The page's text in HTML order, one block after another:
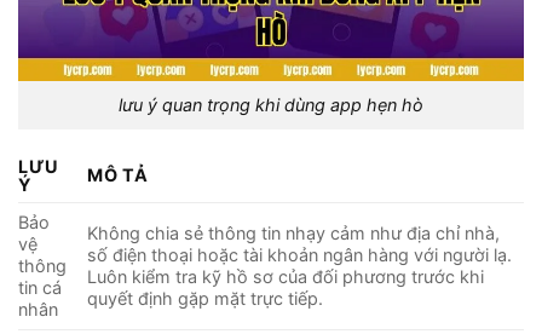
lưu ý quan trọng khi dùng app hẹn hò
LƯU
Ý
MÔ TẢ
Bảo
vệ
thông
tin cá
nhân
Không chia sẻ thông tin nhạy cảm như địa chỉ nhà,
số điện thoại hoặc tài khoản ngân hàng với người lạ.
Luôn kiểm tra kỹ hồ sơ của đối phương trước khi
quyết định gặp mặt trực tiếp.